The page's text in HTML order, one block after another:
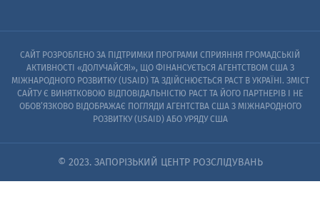
САЙТ РОЗРОБЛЕНО ЗА ПІДТРИМКИ ПРОГРАМИ СПРИЯННЯ ГРОМАДСЬКІЙ
АКТИВНОСТІ «ДОЛУЧАЙСЯ!», ЩО ФІНАНСУЄТЬСЯ АГЕНТСТВОМ США З
МІЖНАРОДНОГО РОЗВИТКУ (USAID) ТА ЗДІЙСНЮЄТЬСЯ PACT В УКРАЇНІ. ЗМІСТ
САЙТУ Є ВИНЯТКОВОЮ ВІДПОВІДАЛЬНІСТЮ PACT ТА ЙОГО ПАРТНЕРІВ I НЕ
ОБОВ’ЯЗКОВО ВІДОБРАЖАЄ ПОГЛЯДИ АГЕНТСТВА США З МІЖНАРОДНОГО
РОЗВИТКУ (USAID) АБО УРЯДУ США
© 2023. ЗАПОРІЗЬКИЙ ЦЕНТР РОЗСЛІДУВАНЬ